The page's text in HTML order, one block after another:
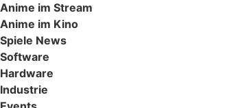
Anime im Stream
Anime im Kino
Spiele News
Software
Hardware
Industrie